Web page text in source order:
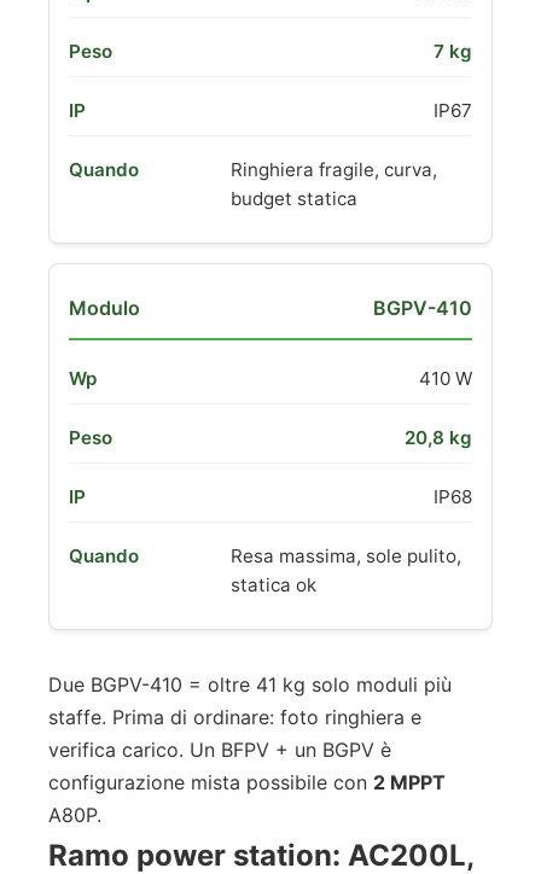
7 kg
IP67
Ringhiera fragile, curva,
budget statica
BGPV-410
410 W
20,8 kg
IP68
Resa massima, sole pulito,
statica ok
Due BGPV-410 = oltre 41 kg solo moduli più
staffe. Prima di ordinare: foto ringhiera e
verifica carico. Un BFPV + un BGPV è
configurazione mista possibile con 2 MPPT
A80P.
Ramo power station: AC200L,